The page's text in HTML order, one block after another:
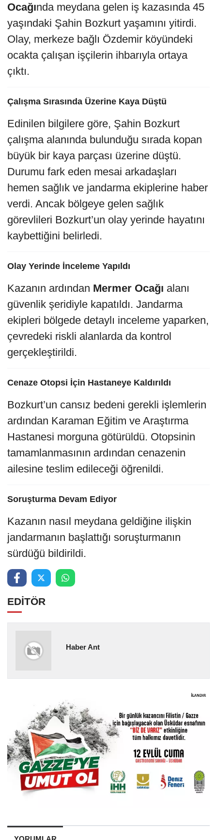
Ocağında meydana gelen iş kazasında 45
yaşındaki Şahin Bozkurt yaşamını yitirdi.
Olay, merkeze bağlı Özdemir köyündeki
ocakta çalışan işçilerin ihbarıyla ortaya
çıktı.
Çalışma Sırasında Üzerine Kaya Düştü
Edinilen bilgilere göre, Şahin Bozkurt
çalışma alanında bulunduğu sırada kopan
büyük bir kaya parçası üzerine düştü.
Durumu fark eden mesai arkadaşları
hemen sağlık ve jandarma ekiplerine haber
verdi. Ancak bölgeye gelen sağlık
görevlileri Bozkurt’un olay yerinde hayatını
kaybettiğini belirledi.
Olay Yerinde İnceleme Yapıldı
Kazanın ardından Mermer Ocağı alanı
güvenlik şeridiyle kapatıldı. Jandarma
ekipleri bölgede detaylı inceleme yaparken,
çevredeki riskli alanlarda da kontrol
gerçekleştirildi.
Cenaze Otopsi İçin Hastaneye Kaldırıldı
Bozkurt’un cansız bedeni gerekli işlemlerin
ardından Karaman Eğitim ve Araştırma
Hastanesi morguna götürüldü. Otopsinin
tamamlanmasının ardından cenazenin
ailesine teslim edileceği öğrenildi.
Soruşturma Devam Ediyor
Kazanın nasıl meydana geldiğine ilişkin
jandarmanın başlattığı soruşturmanın
sürdüğü bildirildi.
EDİTÖR
Haber Ant